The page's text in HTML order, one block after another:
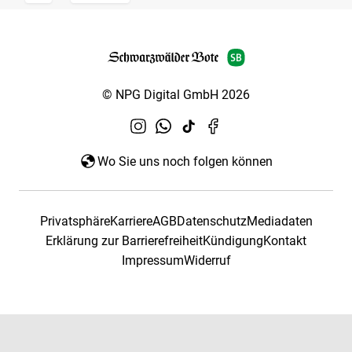
© NPG Digital GmbH 2026
Wo Sie uns noch folgen können
PrivatsphäreKarriereAGBDatenschutzMediadaten
Erklärung zur BarrierefreiheitKündigungKontakt
ImpressumWiderruf